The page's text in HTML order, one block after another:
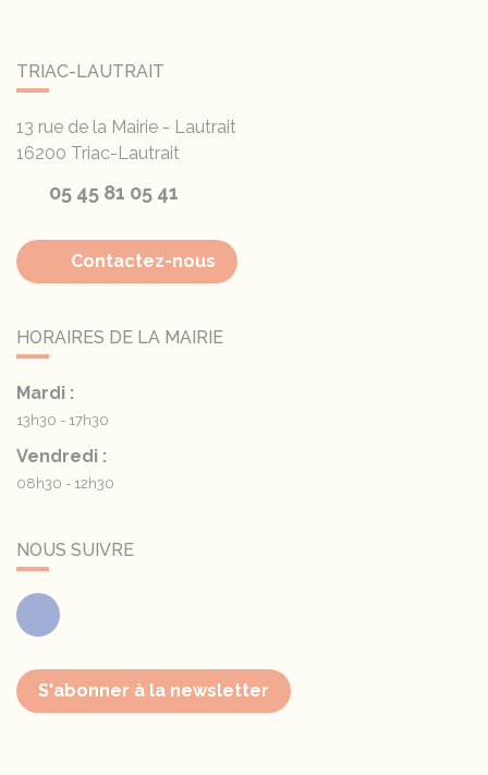
TRIAC-LAUTRAIT
13 rue de la Mairie - Lautrait
16200 Triac-Lautrait
05 45 81 05 41
Contactez-nous
HORAIRES DE LA MAIRIE
Mardi :
13h30 - 17h30
Vendredi :
08h30 - 12h30
NOUS SUIVRE
Facebook
S'abonner à la newsletter